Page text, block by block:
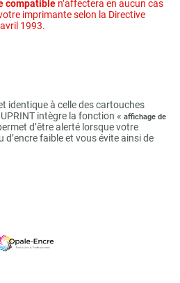
compatible n’affectera en aucun cas
imprimante selon la Directive
1993.
identique à celle des cartouches
intègre la fonction « affichage de
d’être alerté lorsque votre
faible et vous évite ainsi de